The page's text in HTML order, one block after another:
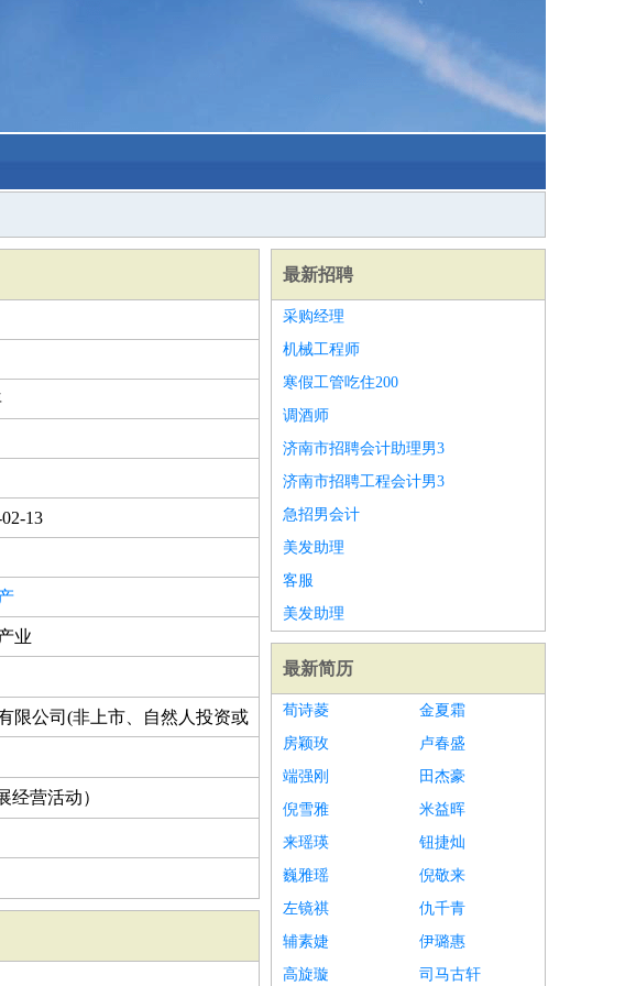
13
业
限公司(非上市、自然人投资或
营活动）
最新招聘
采购经理
机械工程师
寒假工管吃住200
调酒师
济南市招聘会计助理男3
济南市招聘工程会计男3
急招男会计
美发助理
客服
美发助理
最新简历
荀诗菱
金夏霜
房颖玫
卢春盛
端强刚
田杰豪
倪雪雅
米益晖
来瑶瑛
钮捷灿
巍雅瑶
倪敬来
左镜祺
仇千青
辅素婕
伊璐惠
高旋璇
司马古轩